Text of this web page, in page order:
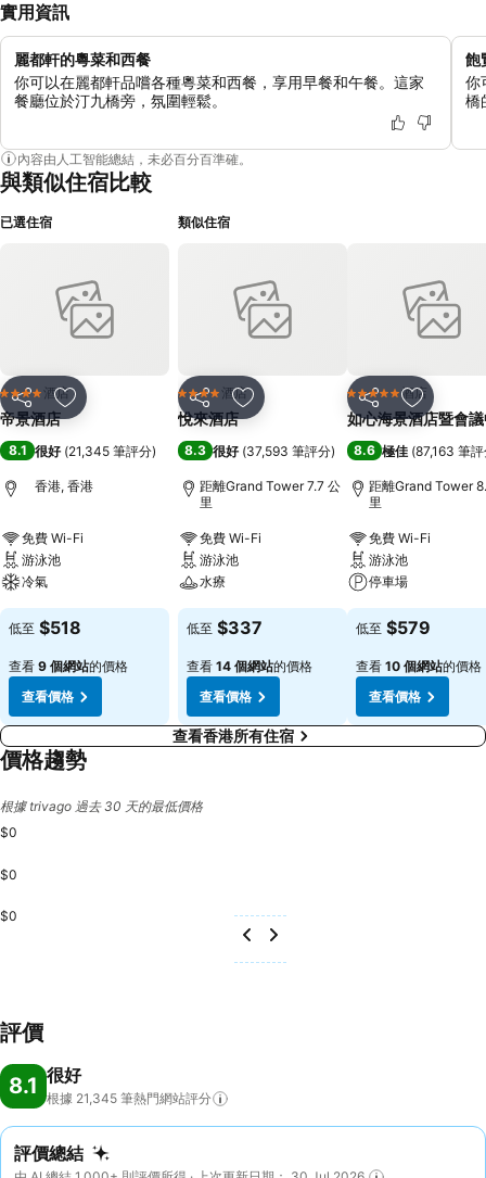
實用資訊
麗都軒的粵菜和西餐
你可以在麗都軒品嚐各種粵菜和西餐，享用早餐和午餐。這家
餐廳位於汀九橋旁，氛圍輕鬆。
飽
你
橋
內容由人工智能總結，未必百分百準確。
與類似住宿比較
已選住宿
分享 放到收藏夾
4 星級 酒店
帝景酒店
8.1 很好 (21,345 筆評分)
香港, 香港
免費 Wi-Fi
游泳池
冷氣
低至 $518
查看 9 個網站的價格
查看價格
類似住宿
分享 放到收藏夾
4 星級 酒店
悅來酒店
8.3 很好 (37,593 筆評分)
距離Grand Tower 7.7 公
里
免費 Wi-Fi
游泳池
水療
低至 $337
查看 14 個網站的價格
查看價格
分享 放到收藏
5 星級 酒店
如心海景酒店暨會
8.6 極佳 (87,163 筆
距離Grand Tower
里
免費 Wi-Fi
游泳池
停車場
低至 $579
查看 10 個網站的價格
查看價格
查看香港所有住宿
價格趨勢
根據 trivago 過去 30 天的最低價格
$0
$0
$0
評價
8.1 很好
根據 21,345 筆熱門網站評分
評價總結